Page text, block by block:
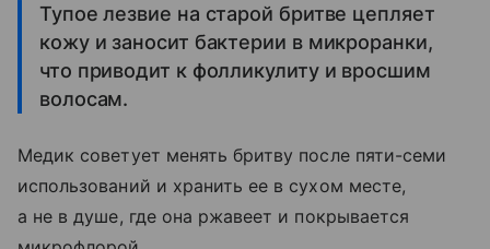
Тупое лезвие на старой бритве цепляет
кожу и заносит бактерии в микроранки,
что приводит к фолликулиту и вросшим
волосам.
Медик советует менять бритву после пяти-семи
использований и хранить ее в сухом месте,
а не в душе, где она ржавеет и покрывается